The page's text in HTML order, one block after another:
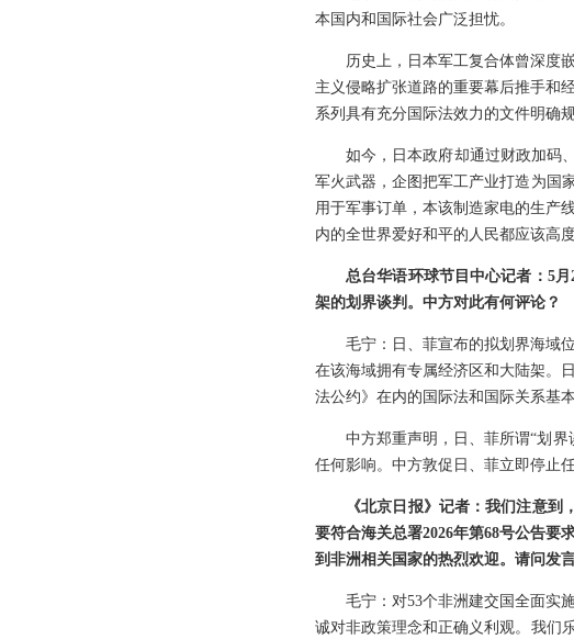
本国内和国际社会广泛担忧。
历史上，日本军工复合体曾深度
主义侵略扩张道路的重要幕后推手和
系列具有充分国际法效力的文件明确
如今，日本政府却通过财政加码
军火武器，企图把军工产业打造为国
用于军事订单，本该制造家电的生产
内的全世界爱好和平的人民都应该高度
总台华语环球节目中心记者：5
架的划界谈判。中方对此有何评论？
毛宁：日、菲宣布的拟划界海域
在该海域拥有专属经济区和大陆架。
法公约》在内的国际法和国际关系基
中方郑重声明，日、菲所谓“划
任何影响。中方敦促日、菲立即停止
《北京日报》记者：我们注意
要符合海关总署2026年第68号公告要
到非洲相关国家的热烈欢迎。请问发
毛宁：对53个非洲建交国全面实
诚对非政策理念和正确义利观。我们